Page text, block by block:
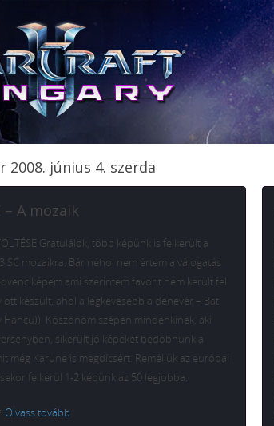
2008. június 4. szerda
– A mozaik
Gratulálok, több képünk is felkerült a
SC mozaikra. Bár néhol nem értem a válogatás
képem ami szerintem favorit nem került fel
ott készült, ahol a legkevesebb a denevér – Bat
Hancu)). Köszönöm szépen mindenkinek, aki
sikerült jó képeket bedobnunk a
még Karune is megdícsért. Reméljük az európai
felkerül 1-2 képünk az 50 legjobba.
Olvass tovább